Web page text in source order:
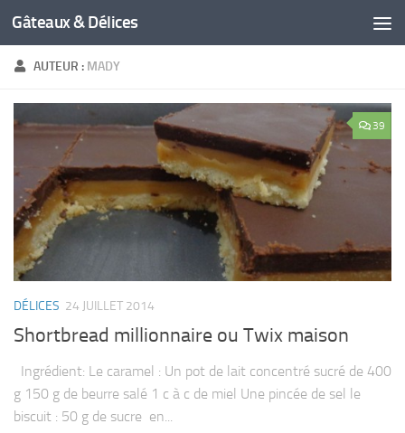
Gâteaux & Délices
AUTEUR : MADY
39
DÉLICES 24 JUILLET 2014
Shortbread millionnaire ou Twix maison
Ingrédient: Le caramel : Un pot de lait concentré sucré de 400
g 150 g de beurre salé 1 c à c de miel Une pincée de sel le
biscuit : 50 g de sucre en...